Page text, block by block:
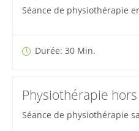
Séance de physiothérapie
Durée: 30 Min.
Physiothérapie
Séance de physiothérapie